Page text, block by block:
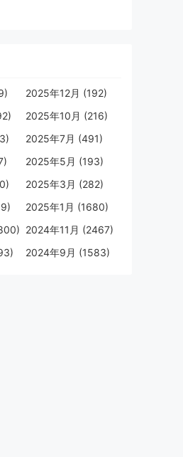
2025年12月 (192)
2025年10月 (216)
2025年7月 (491)
2025年5月 (193)
2025年3月 (282)
2025年1月 (1680)
2024年11月 (2467)
2024年9月 (1583)